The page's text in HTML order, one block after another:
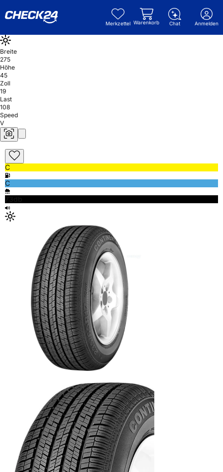
Merkzettel Warenkorb Chat Anmelden
Breite
275
Höhe
45
Zoll
19
Last
108
Speed
V
C
C
73db